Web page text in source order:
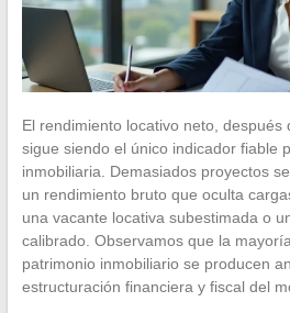
El rendimiento locativo neto, después
sigue siendo el único indicador fiable
inmobiliaria. Demasiados proyectos
un rendimiento bruto que oculta
una vacante locativa subestimada o
calibrado. Observamos que la
patrimonio inmobiliario se producen
estructuración financiera y fiscal del